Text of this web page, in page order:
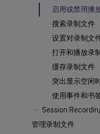
启用或禁用播
搜索录制文件
设置对录制文
打开和播放录
缓存录制文件
突出显示空闲
使用事件和书
Session
管理录制文件